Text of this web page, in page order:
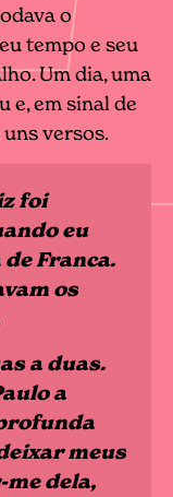
o
tempo e seu
Um dia, uma
e, em sinal de
versos.
foi
eu
Franca.
os
a duas.
a
meus
dela,